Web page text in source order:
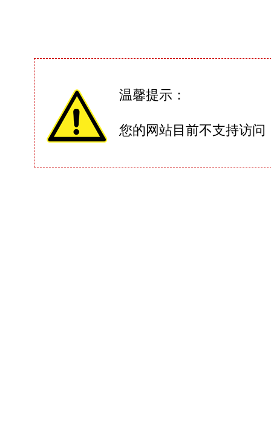
温馨提示：
您的网站目前不支持访